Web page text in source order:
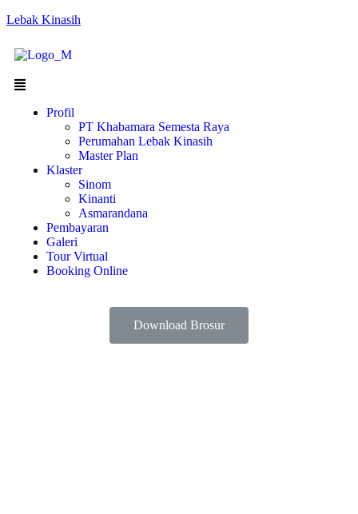
Lebak Kinasih
Profil
PT Khabamara Semesta Raya
Perumahan Lebak Kinasih
Master Plan
Klaster
Sinom
Kinanti
Asmarandana
Pembayaran
Galeri
Tour Virtual
Booking Online
Download Brosur